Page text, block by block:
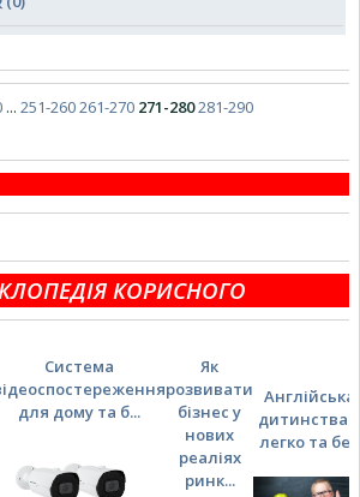
... 251-260261-270 271-280281-290
КОРИСНОГО
Система
для дому та б...
Як
розвивати
бізнес у
нових
реаліях
ринк...
Англійська
дитинства:
легко та без